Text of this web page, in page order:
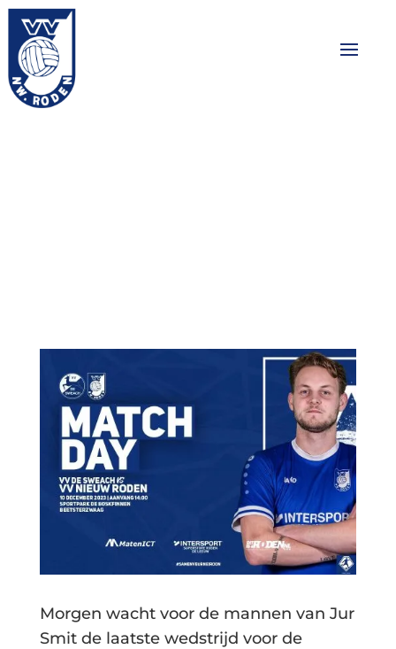
Morgen wacht voor de mannen van Jur
Smit de laatste wedstrijd voor de